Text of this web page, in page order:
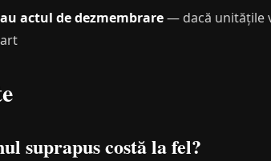
actul de dezmembrare— dacă unitățile
suprapus costă la fel?